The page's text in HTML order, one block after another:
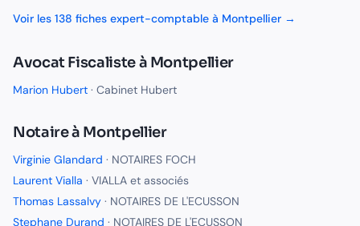
Voir les 138 fiches expert-comptable à Montpellier →
Avocat Fiscalisteà Montpellier
Marion Hubert · Cabinet Hubert
Notaireà Montpellier
Virginie Glandard · NOTAIRES FOCH
Laurent Vialla · VIALLA et associés
Thomas Lassalvy · NOTAIRES DE L'ECUSSON
Stephane Durand · NOTAIRES DE L'ECUSSON